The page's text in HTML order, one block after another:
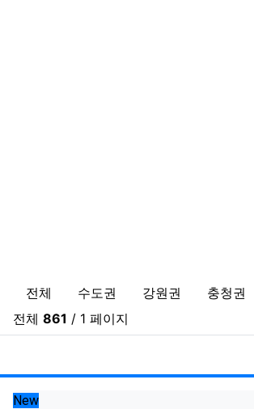
바다낚시,원투낚시,배낚
전체 수도권 강원권 충청권
전체 861 / 1 페이지
New